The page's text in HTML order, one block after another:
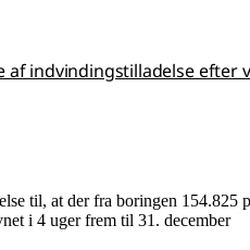
af indvindingstilladelse efter
til, at der fra boringen 154.825
i 4 uger frem til 31. december